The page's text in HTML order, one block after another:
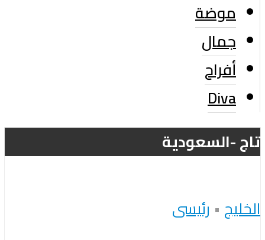
موضة
جمال
أفراح
Diva
تاج -السعودية
الخليج • رئيسى